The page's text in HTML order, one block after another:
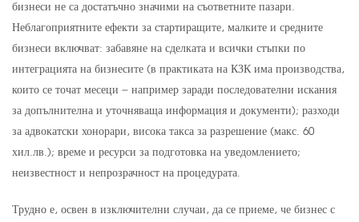
бизнеси не са достатъчно значими на съответните пазари.
Неблагоприятните ефекти за стартиращите, малките и средните
бизнеси включват: забавяне на сделката и всички стъпки по
интеграцията на бизнесите (в практиката на КЗК има производства,
които се точат месеци – например заради последователни искания
за допълнителна и уточняваща информация и документи); разходи
за адвокатски хонорари, висока такса за разрешение (макс. 60
хил.лв.); време и ресурси за подготовка на уведомлението;
неизвестност и непрозрачност на процедурата.
Трудно е, освен в изключителни случаи, да се приеме, че бизнес с